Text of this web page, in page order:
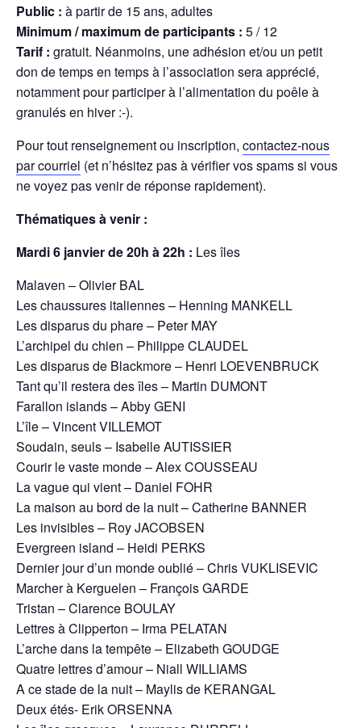
Public : à partir de 15 ans, adultes
Minimum / maximum de participants : 5 / 12
Tarif : gratuit. Néanmoins, une adhésion et/ou un petit
don de temps en temps à l’association sera apprécié,
notamment pour participer à l’alimentation du poêle à
granulés en hiver :-).
Pour tout renseignement ou inscription, contactez-nous
par courriel (et n’hésitez pas à vérifier vos spams si vous
ne voyez pas venir de réponse rapidement).
Thématiques à venir :
Mardi 6 janvier de 20h à 22h : Les îles
Malaven – Olivier BAL
Les chaussures italiennes – Henning MANKELL
Les disparus du phare – Peter MAY
L’archipel du chien – Philippe CLAUDEL
Les disparus de Blackmore – Henri LOEVENBRUCK
Tant qu’il restera des îles – Martin DUMONT
Farallon islands – Abby GENI
L’île – Vincent VILLEMOT
Soudain, seuls – Isabelle AUTISSIER
Courir le vaste monde – Alex COUSSEAU
La vague qui vient – Daniel FOHR
La maison au bord de la nuit – Catherine BANNER
Les invisibles – Roy JACOBSEN
Evergreen island – Heidi PERKS
Dernier jour d’un monde oublié – Chris VUKLISEVIC
Marcher à Kerguelen – François GARDE
Tristan – Clarence BOULAY
Lettres à Clipperton – Irma PELATAN
L’arche dans la tempête – Elizabeth GOUDGE
Quatre lettres d’amour – Niall WILLIAMS
A ce stade de la nuit – Maylis de KERANGAL
Deux étés- Erik ORSENNA